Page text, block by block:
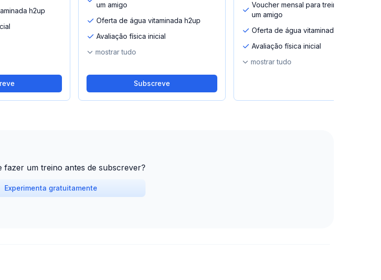
h2up
um amigo
Oferta de água vitaminada h2up
Avaliação física inicial
mostrar tudo
Subscreve
Voucher mensal para treinares com
um amigo
Oferta de água vitaminada h2up
Avaliação física inicial
mostrar tudo
fazer um treino antes de subscrever?
Experimenta gratuitamente